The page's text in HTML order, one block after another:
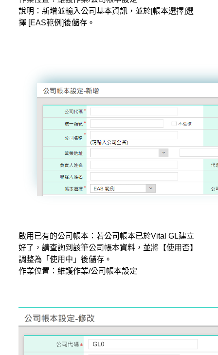
說明：新增並輸入公司基本資訊，並於[帳本選擇]選
擇 [EAS範例]後儲存。
啟用已有的公司帳本：若公司帳本已於Vital GL建立
好了，請查詢到該筆公司帳本資料，並將【使用否】
調整為「使用中」後儲存。
作業位置：維護作業/公司帳本設定